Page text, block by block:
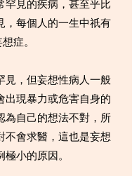
罕見的疾病，甚至乎比
，每個人的一生中祇有
症。
見，但妄想性病人一般
出現暴力或危害自身的
為自己的想法不對，所
不會求醫，這也是妄想
小的原因。